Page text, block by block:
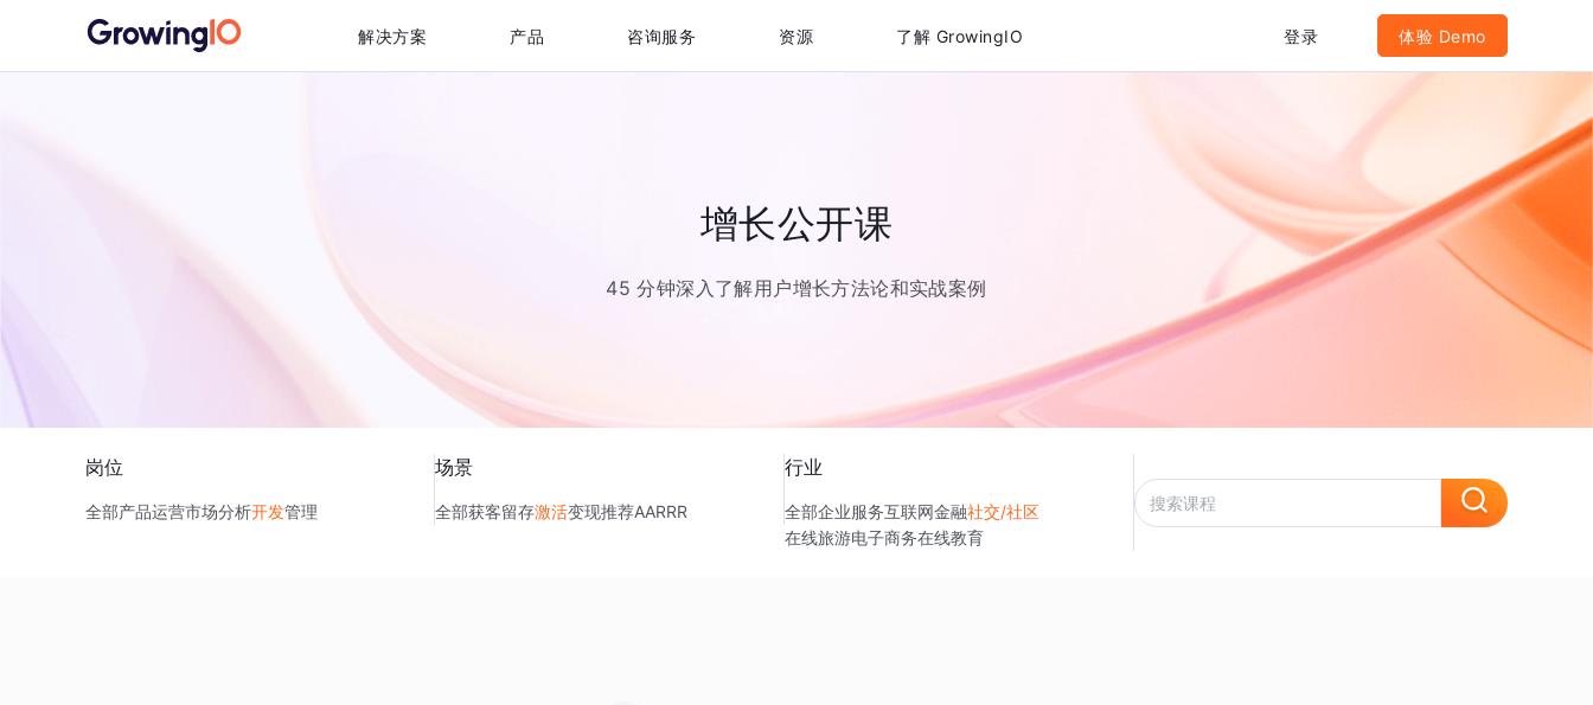
解决方案 产品 咨询服务 资源 了解 GrowingIO 登录 体验 Demo
增长公开课
45 分钟深入了解用户增长方法论和实战案例
岗位
全部产品运营市场分析开发管理
场景
全部获客留存激活变现推荐AARRR
行业
全部企业服务互联网金融社交/社区
在线旅游电子商务在线教育